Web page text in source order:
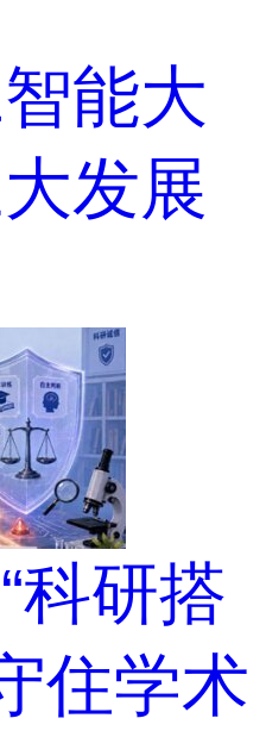
能大
发展
科研搭
住学术